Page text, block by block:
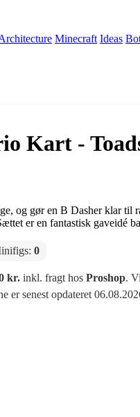
Minecraft Ideas
Kart -
og gør en B Dasher klar til
er en fantastisk gaveidé
0
kr.inkl. fragt hos Proshop.
er senest opdateret